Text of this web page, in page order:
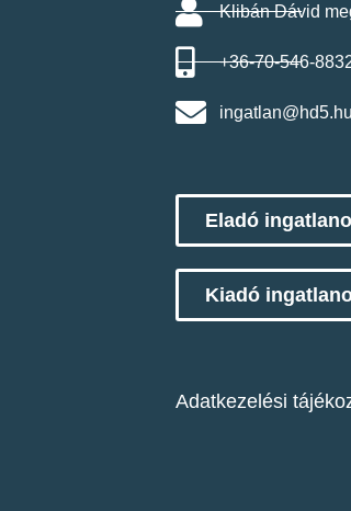
Klibán Dávid
+36-70-546-
ingatlan@hd5.hu
Eladó
Kiadó
Adatkezelési